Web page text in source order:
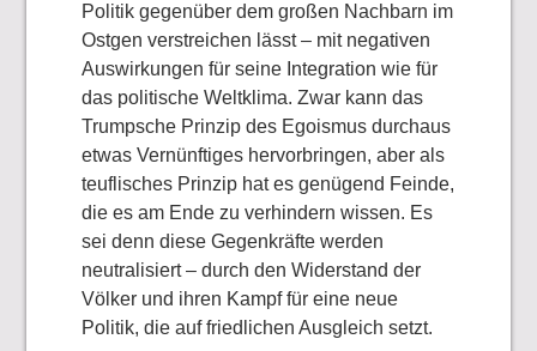
Politik gegenüber dem großen Nachbarn im
Ostgen verstreichen lässt – mit negativen
Auswirkungen für seine Integration wie für
das politische Weltklima. Zwar kann das
Trumpsche Prinzip des Egoismus durchaus
etwas Vernünftiges hervorbringen, aber als
teuflisches Prinzip hat es genügend Feinde,
die es am Ende zu verhindern wissen. Es
sei denn diese Gegenkräfte werden
neutralisiert – durch den Widerstand der
Völker und ihren Kampf für eine neue
Politik, die auf friedlichen Ausgleich setzt.